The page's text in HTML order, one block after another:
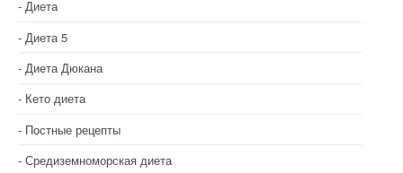
Диета
Диета 5
Диета Дюкана
Кето диета
Постные рецепты
Средиземноморская диета